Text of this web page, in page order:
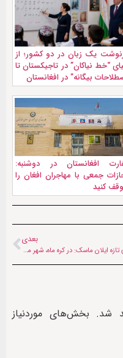
یک زبان در دو کشور؛ از
“خط نیاکان” در تاجیکستان تا
‌بیگانه” در افغانستان
افغانستان در دوشنبه:
جمعی با مهاجران افغان را
کنید
بعدی
ادعای تازه ایلان ماسک: در کره ماه، شهر می‌سازم
شد. بخش‌های موردنیاز